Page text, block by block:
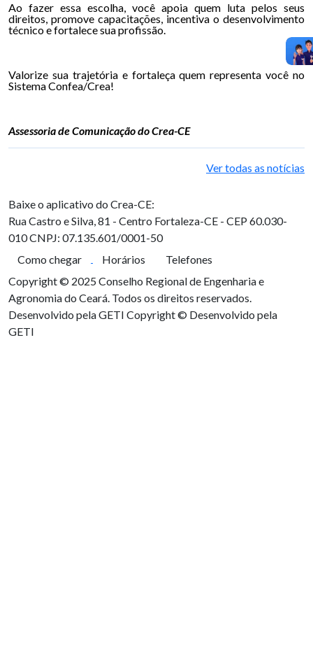
Ao fazer essa escolha, você apoia quem luta pelos seus
direitos, promove capacitações, incentiva o desenvolvimento
técnico e fortalece sua profissão.
Valorize sua trajetória e fortaleça quem representa você no
Sistema Confea/Crea!
Assessoria de Comunicação do Crea-CE
Ver todas as notícias
Baixe o aplicativo do Crea-CE:
Rua Castro e Silva, 81 - Centro Fortaleza-CE - CEP 60.030-
010CNPJ: 07.135.601/0001-50
Como chegar
Horários
Telefones
Copyright © 2025 Conselho Regional de Engenharia e
Agronomia do Ceará. Todos os direitos reservados.
Desenvolvido pela GETI Copyright © Desenvolvido pela
GETI